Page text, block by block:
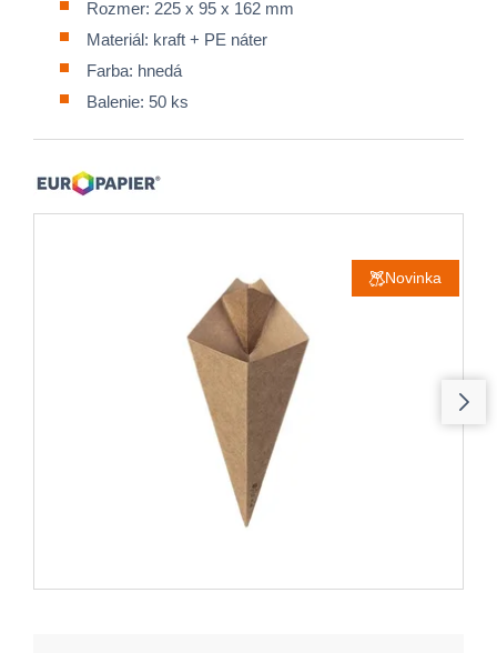
Rozmer: 225 x 95 x 162 mm
Materiál: kraft + PE náter
Farba: hnedá
Balenie: 50 ks
Novinka